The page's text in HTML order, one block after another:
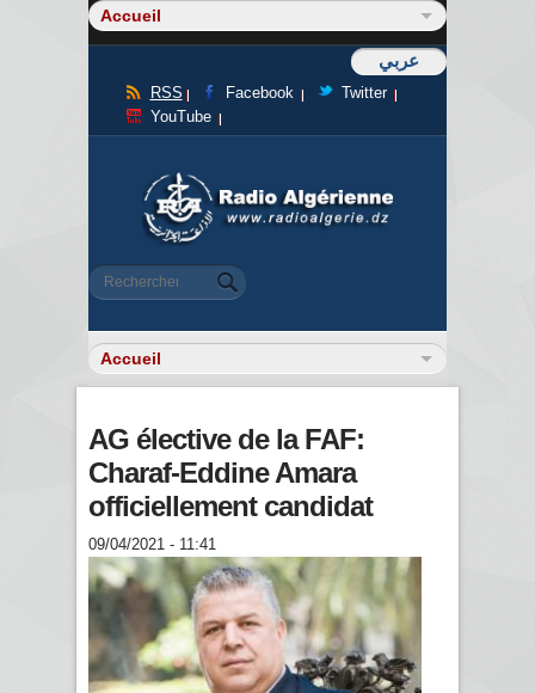
عربي
RSS Facebook
Twitter
YouTube
Formulaire de recherche
Rechercher
AG élective de la FAF:
Charaf-Eddine Amara
officiellement candidat
09/04/2021 - 11:41